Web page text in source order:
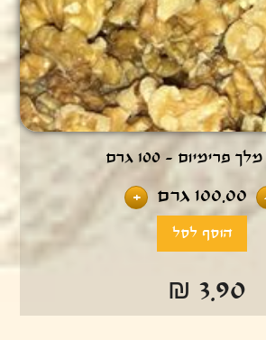
פרימיום - 100 גרם
100.00 גרם +
₪ 3.90